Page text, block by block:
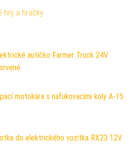
hry a hračky
autíčko Farmer Truck 24V
motokára s nafukovacími koly A-15
do elektrického vozítka RX23 12V